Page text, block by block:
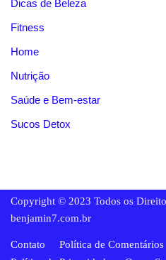
Dicas de Beleza
Fitness
Home
Nutrição
Saúde e Bem-estar
Sucos Detox
Copyright © 2023 Todos os
benjamin7.com.br
Contato Política de Comentários